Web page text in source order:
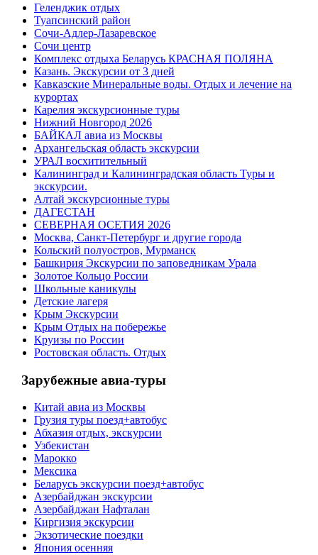
Геленджик отдых
Туапсинский район
Сочи-Адлер-Лазаревское
Сочи центр
Комплекс отдыха Беларусь КРАСНАЯ ПОЛЯНА
Казань. Экскурсии от 3 дней
Кавказские Минеральные воды. Отдых и лечение на
курортах
Карелия экскурсионные туры
Нижний Новгород 2026
БАЙКАЛ авиа из Москвы
Архангельская область экскурсии
УРАЛ восхитительный
Калининград и Калининградская область Туры и
экскурсии.
Алтай экскурсионные туры
ДАГЕСТАН
СЕВЕРНАЯ ОСЕТИЯ 2026
Москва, Санкт-Петербург и другие города
Кольский полуостров, Мурманск
Башкирия Экскурсии по заповедникам Урала
Золотое Кольцо России
Школьные каникулы
Детские лагеря
Крым Экскурсии
Крым Отдых на побережье
Круизы по России
Ростовская область. Отдых
Зарубежные авиа-туры
Китай авиа из Москвы
Грузия туры поезд+автобус
Абхазия отдых, экскурсии
Узбекистан
Марокко
Мексика
Беларусь экскурсии поезд+автобус
Азербайджан экскурсии
Азербайджан Нафталан
Киргизия экскурсии
Экзотические поездки
Япония осенняя